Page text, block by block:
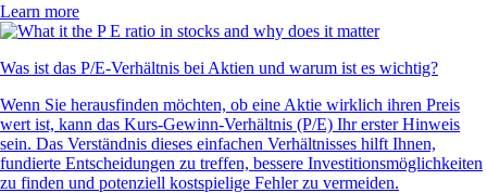
Learn more
Was ist das P/E-Verhältnis bei Aktien und warum ist es wichtig?
Wenn Sie herausfinden möchten, ob eine Aktie wirklich ihren Preis
wert ist, kann das Kurs-Gewinn-Verhältnis (P/E) Ihr erster Hinweis
sein. Das Verständnis dieses einfachen Verhältnisses hilft Ihnen,
fundierte Entscheidungen zu treffen, bessere Investitionsmöglichkeiten
zu finden und potenziell kostspielige Fehler zu vermeiden.